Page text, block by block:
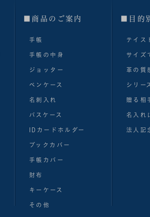
■商品のご案内
手帳
手帳の中身
ジョッター
ペンケース
名刺入れ
パスケース
IDカードホルダー
ブックカバー
手帳カバー
財布
キーケース
その他
■目的
テイス
サイズ
革の質
シリー
贈る相
名入れ
法人記